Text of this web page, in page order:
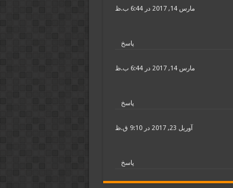
مارس 14, 2017 در 6:44 ب.ظ
پاسخ
مارس 14, 2017 در 6:44 ب.ظ
پاسخ
آوریل 23, 2017 در 9:10 ق.ظ
پاسخ